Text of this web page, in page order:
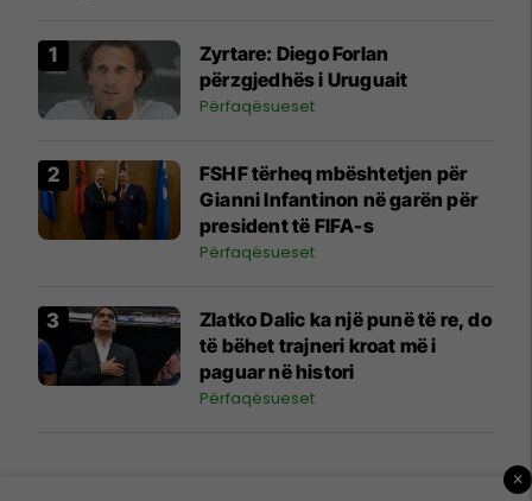
Zyrtare: Diego Forlan
përzgjedhës i Uruguait
Përfaqësueset
FSHF tërheq mbështetjen për
Gianni Infantinon në garën për
president të FIFA-s
Përfaqësueset
Zlatko Dalic ka një punë të re, do
të bëhet trajneri kroat më i
paguar në histori
Përfaqësueset
×